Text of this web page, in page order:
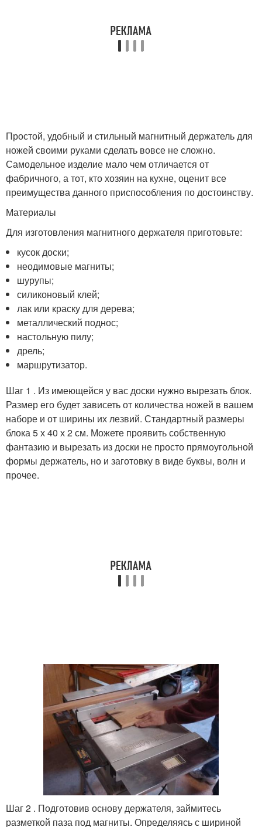
Простой, удобный и стильный магнитный держатель для
ножей своими руками сделать вовсе не сложно.
Самодельное изделие мало чем отличается от
фабричного, а тот, кто хозяин на кухне, оценит все
преимущества данного приспособления по достоинству.
Материалы
Для изготовления магнитного держателя приготовьте:
кусок доски;
неодимовые магниты;
шурупы;
силиконовый клей;
лак или краску для дерева;
металлический поднос;
настольную пилу;
дрель;
маршрутизатор.
Шаг 1 . Из имеющейся у вас доски нужно вырезать блок.
Размер его будет зависеть от количества ножей в вашем
наборе и от ширины их лезвий. Стандартный размеры
блока 5 х 40 х 2 см. Можете проявить собственную
фантазию и вырезать из доски не просто прямоугольной
формы держатель, но и заготовку в виде буквы, волн и
прочее.
Шаг 2 . Подготовив основу держателя, займитесь
разметкой паза под магниты. Определяясь с шириной